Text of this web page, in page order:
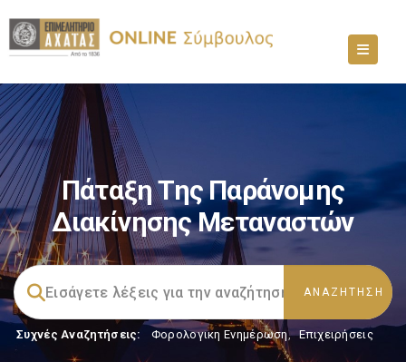
Πάταξη Της Παράνομης
Διακίνησης Μεταναστών
Συχνές Αναζητήσεις: Φορολογικη Ενημέρωση, Επιχειρήσεις